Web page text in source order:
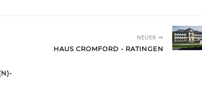
NEUER
HAUS CROMFORD - RATINGEN